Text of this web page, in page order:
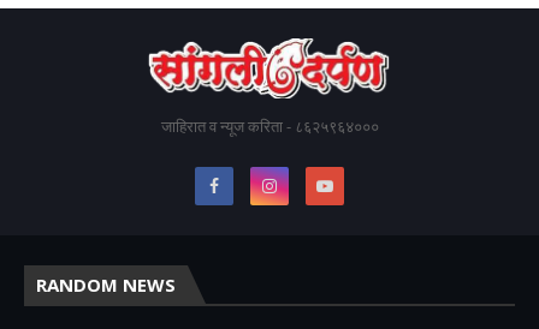
जाहिरात व न्यूज करिता - ८६२५९६४०००
RANDOM NEWS